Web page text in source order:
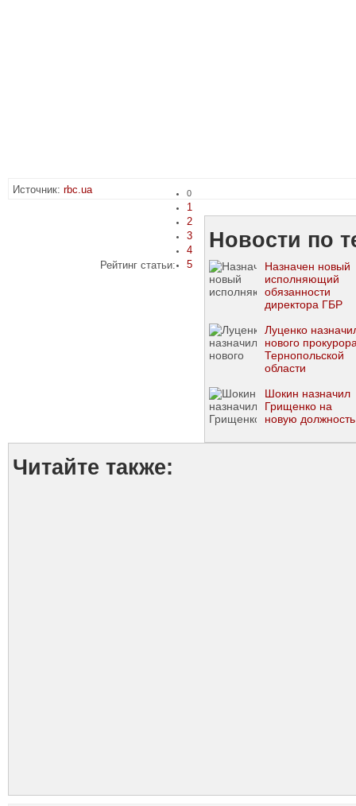
Источник: rbc.ua
Рейтинг статьи:
0
1
2
3
4
5
Новости по
Назначен новый
исполняющий
обязанности
директора ГБР
Луценко
нового
Тернопольской
области
Шокин назначил
Грищенко на
новую должность
Читайте также: